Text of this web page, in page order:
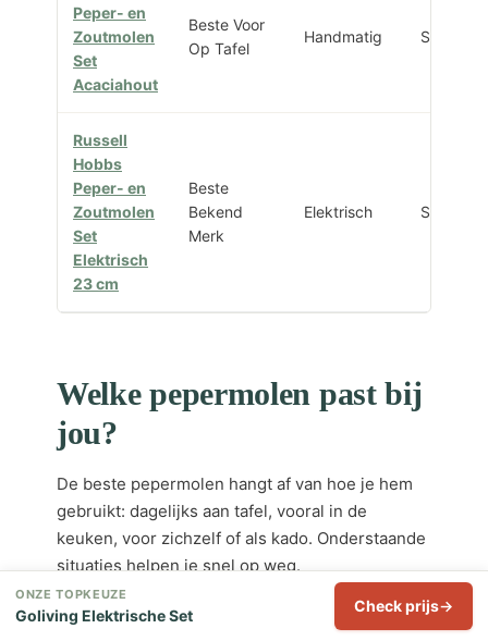
Peper- en
Zoutmolen
Set
Acaciahout
Beste Voor
Op Tafel
Handmatig Set 2
Russell
Hobbs
Peper- en
Zoutmolen
Set
Elektrisch
23 cm
Beste
Bekend
Merk
Elektrisch Set 2
Welke pepermolen past bij
jou?
De beste pepermolen hangt af van hoe je hem
gebruikt: dagelijks aan tafel, vooral in de
keuken, voor zichzelf of als kado. Onderstaande
situaties helpen je snel op weg.
Voor dagelijks gebruik aan tafel
ONZE TOPKEUZE
Goliving Elektrische Set Check prijs